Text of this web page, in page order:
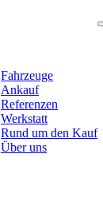
Fahrzeuge
Ankauf
Referenzen
Werkstatt
Rund um den Kauf
Über uns